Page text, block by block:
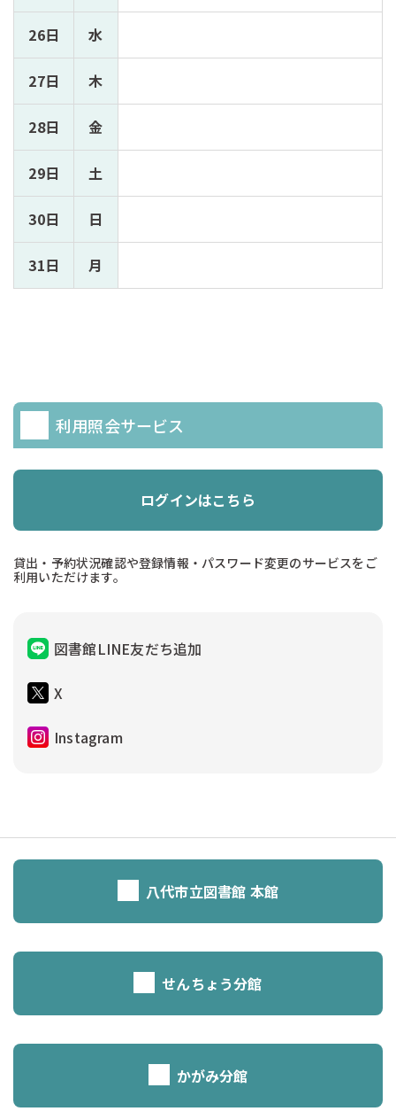
26日 水
27日 木
28日 金
29日 土
30日 日
31日 月
利用照会サービス
ログインはこちら
貸出・予約状況確認や登録情報・パスワード変更のサービスをご
利用いただけます。
図書館LINE友だち追加
X
Instagram
八代市立図書館 本館
せんちょう分館
かがみ分館